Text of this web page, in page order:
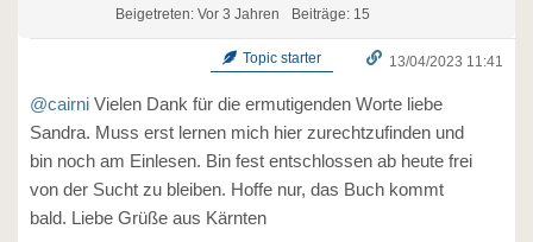
Beigetreten: Vor 3 Jahren Beiträge: 15
Topic starter 13/04/2023 11:41
@cairni Vielen Dank für die ermutigenden Worte liebe
Sandra. Muss erst lernen mich hier zurechtzufinden und
bin noch am Einlesen. Bin fest entschlossen ab heute frei
von der Sucht zu bleiben. Hoffe nur, das Buch kommt
bald. Liebe Grüße aus Kärnten